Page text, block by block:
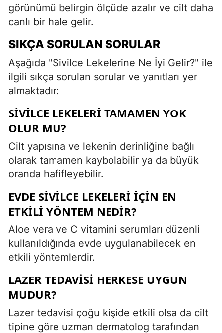
görünümü belirgin ölçüde azalır ve cilt daha
canlı bir hale gelir.
SIKÇA SORULAN SORULAR
Aşağıda "Sivilce Lekelerine Ne İyi Gelir?" ile
ilgili sıkça sorulan sorular ve yanıtları yer
almaktadır:
SIVILCE LEKELERI TAMAMEN YOK
OLUR MU?
Cilt yapısına ve lekenin derinliğine bağlı
olarak tamamen kaybolabilir ya da büyük
oranda hafifleyebilir.
EVDE SIVILCE LEKELERI IÇIN EN
ETKILI YÖNTEM NEDIR?
Aloe vera ve C vitamini serumları düzenli
kullanıldığında evde uygulanabilecek en
etkili yöntemlerdir.
LAZER TEDAVISI HERKESE UYGUN
MUDUR?
Lazer tedavisi çoğu kişide etkili olsa da cilt
tipine göre uzman dermatolog tarafından